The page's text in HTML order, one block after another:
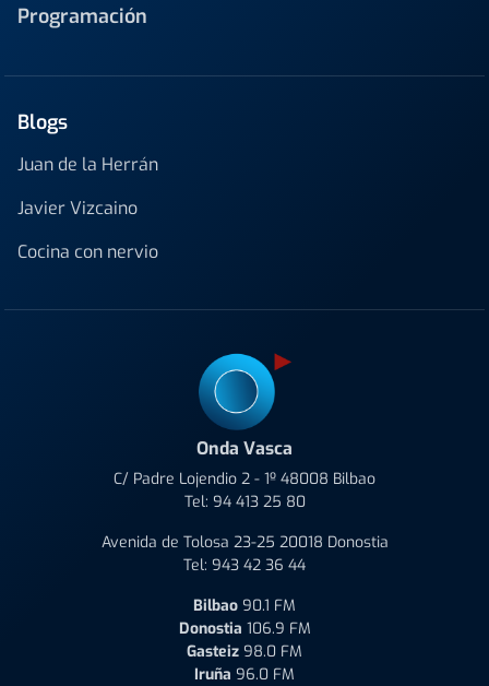
Programación
Blogs
Juan de la Herrán
Javier Vizcaino
Cocina con nervio
Onda Vasca
C/ Padre Lojendio 2 - 1º 48008 Bilbao
Tel: 94 413 25 80
Avenida de Tolosa 23-25 20018 Donostia
Tel: 943 42 36 44
Bilbao 90.1 FM
Donostia 106.9 FM
Gasteiz 98.0 FM
Iruña 96.0 FM